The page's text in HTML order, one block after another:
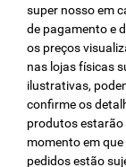
super nosso em
de pagamento e
os preços
nas lojas físicas
ilustrativas,
confirme os
produtos estarão
momento em
pedidos estão